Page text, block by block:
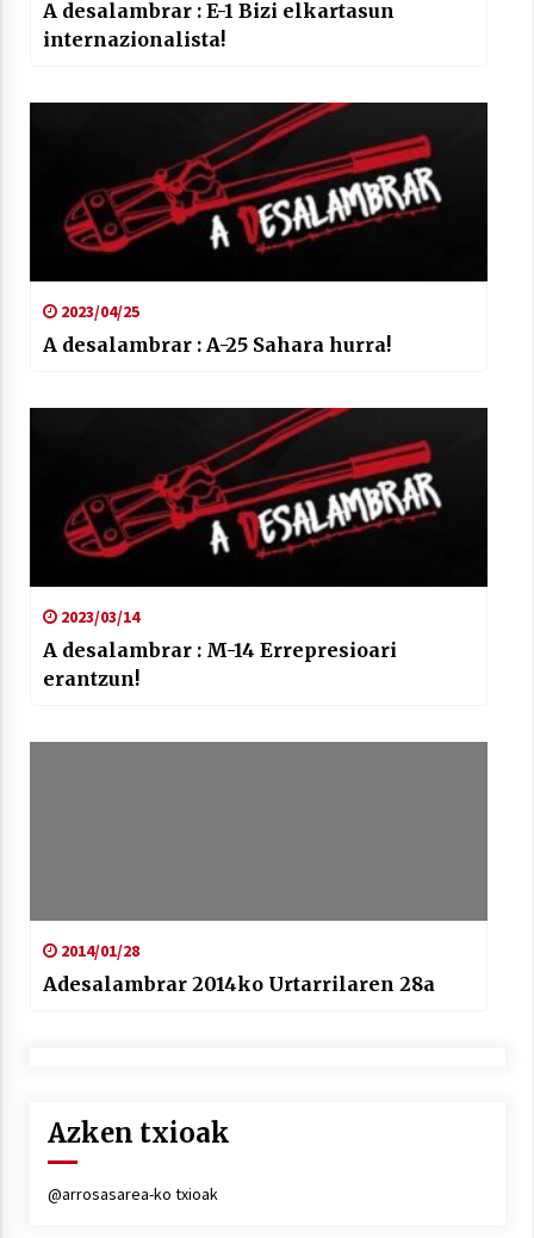
A desalambrar : E-1 Bizi elkartasun
internazionalista!
2023/04/25
A desalambrar : A-25 Sahara hurra!
2023/03/14
A desalambrar : M-14 Errepresioari
erantzun!
2014/01/28
Adesalambrar 2014ko Urtarrilaren 28a
Azken txioak
@arrosasarea-ko txioak